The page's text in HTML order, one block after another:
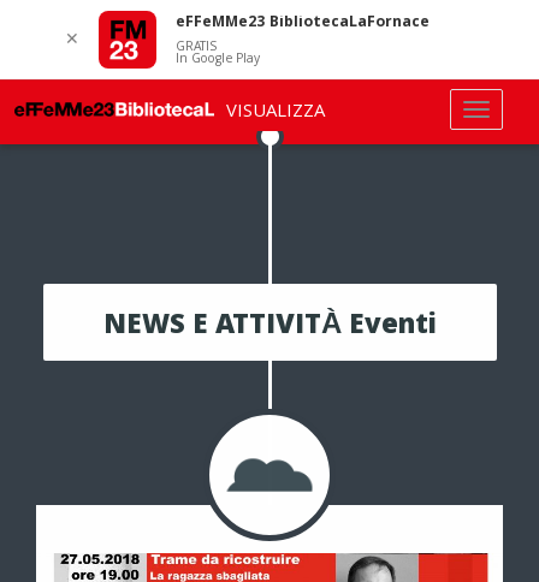
NEWS E ATTIVITÀ Eventi
✕
eFFeMMe23 BibliotecaLaFornace
GRATIS
In Google Play
VISUALIZZA